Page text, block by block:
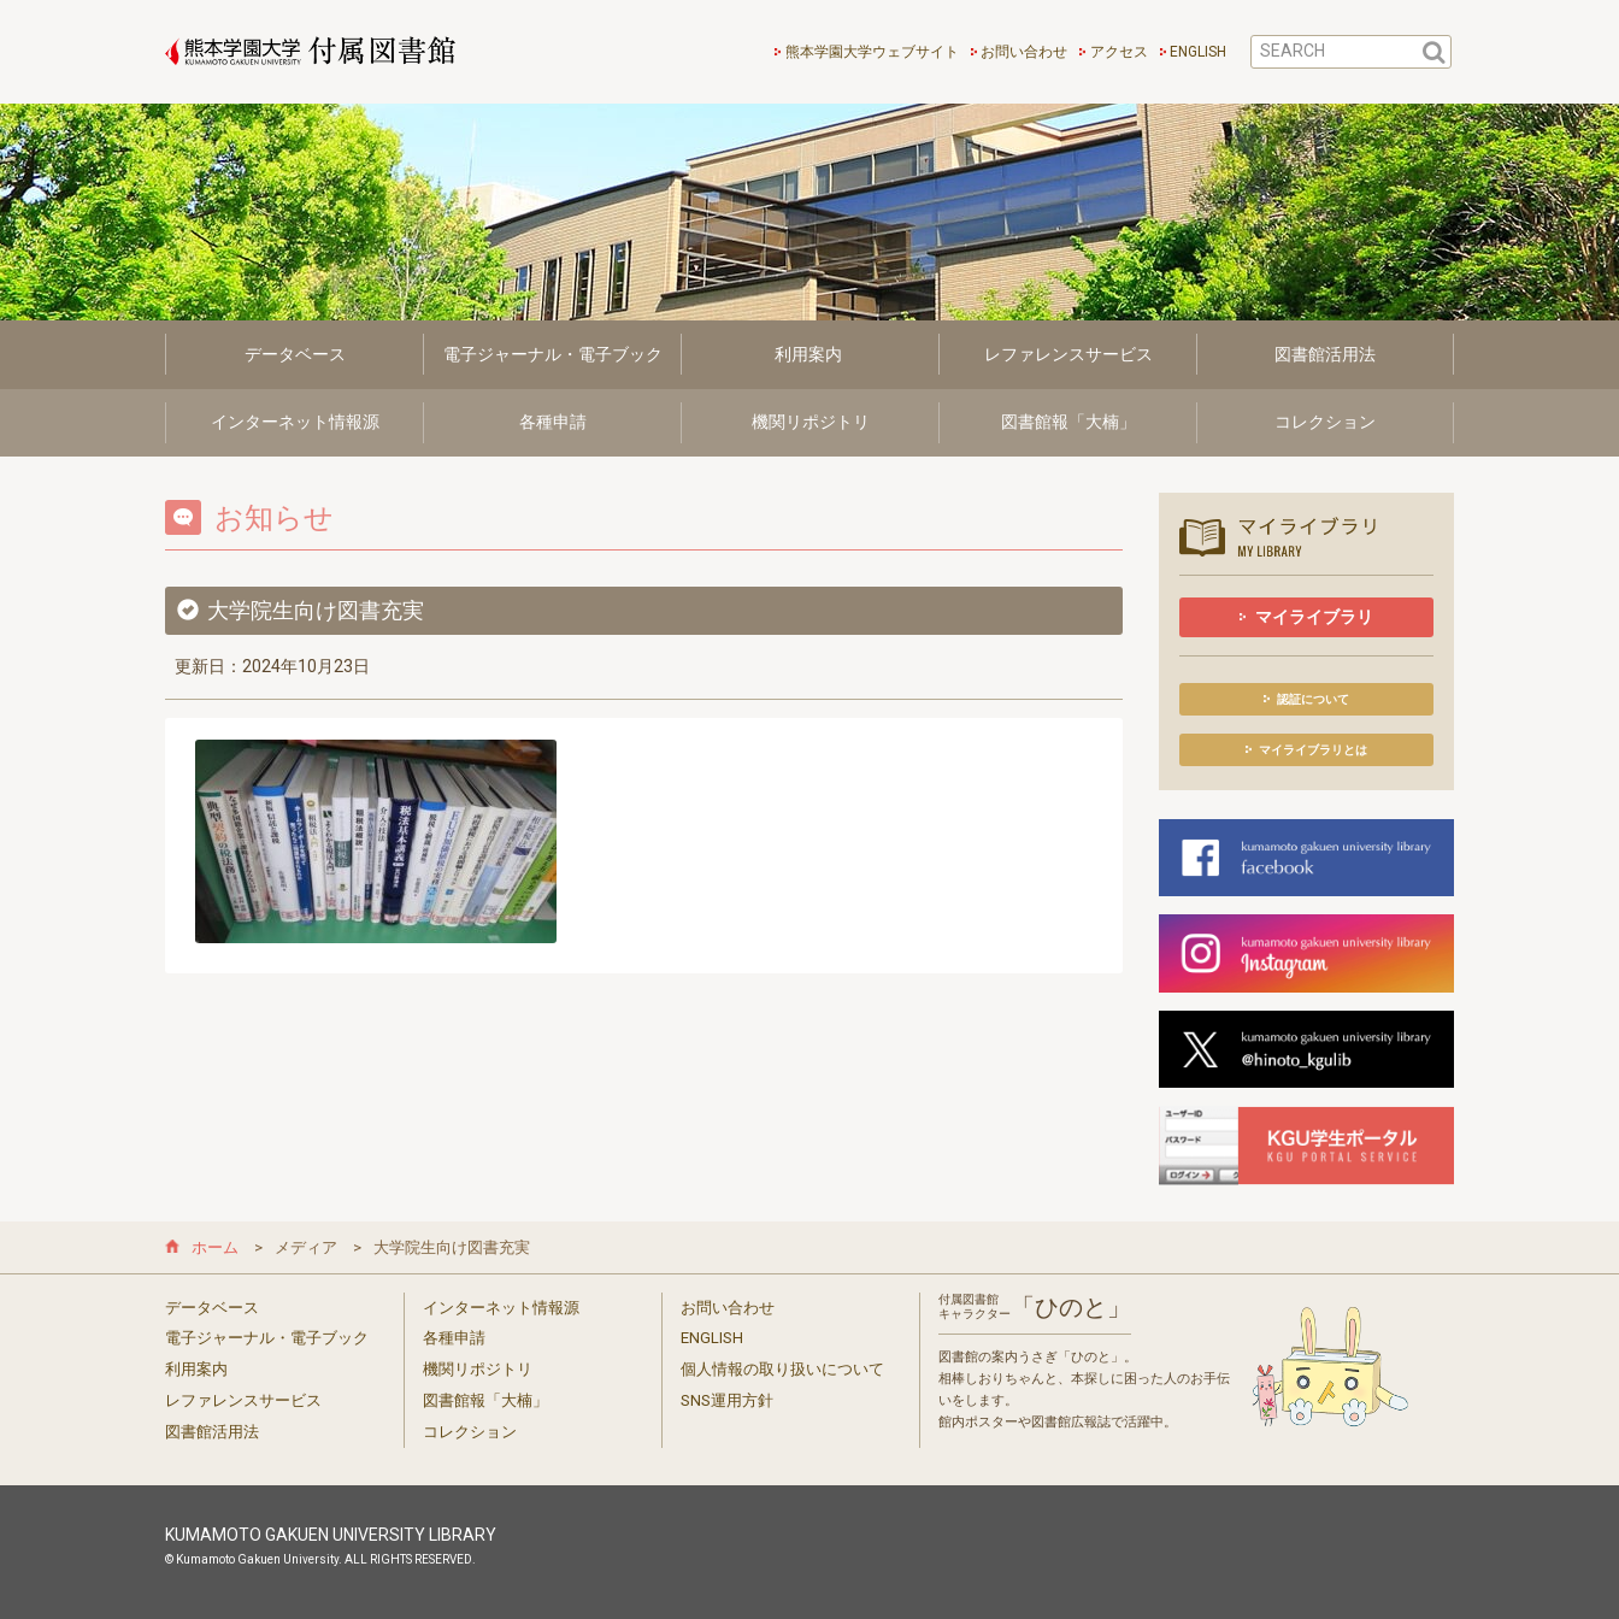
熊本学園大学付属図書館
熊本学園大学ウェブサイト お問い合わせ アクセス ENGLISH
データベース 電子ジャーナル・電子ブック 利用案内 レファレンスサービス 図書館活用法
インターネット情報源 各種申請 機関リポジトリ 図書館報「大楠」 コレクション
お知らせ
大学院生向け図書充実
更新日：2024年10月23日
マイライブラリ
認証について
マイライブラリとは
ホーム メディア 大学院生向け図書充実
データベース
電子ジャーナル・電子ブック
利用案内
レファレンスサービス
図書館活用法
インターネット情報源
各種申請
機関リポジトリ
図書館報「大楠」
コレクション
お問い合わせ
ENGLISH
個人情報の取り扱いについて
SNS運用方針
付属図書館
キャラクター
「ひのと」
図書館の案内うさぎ「ひのと」。
相棒しおりちゃんと、本探しに困った人のお手伝
いをします。
館内ポスターや図書館広報誌で活躍中。
KUMAMOTO GAKUEN UNIVERSITY LIBRARY
© Kumamoto Gakuen University. ALL RIGHTS RESERVED.